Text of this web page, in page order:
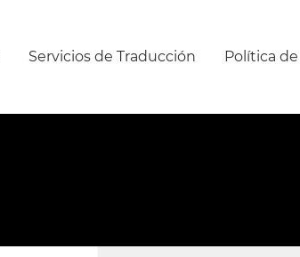
Servicios de Traducción Política